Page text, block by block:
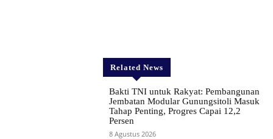
Related News
Bakti TNI untuk Rakyat: Pembangunan
Jembatan Modular Gunungsitoli Masuk
Tahap Penting, Progres Capai 12,2
Persen
8 Agustus 2026